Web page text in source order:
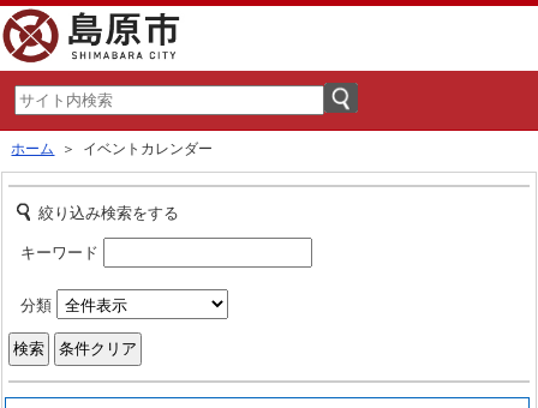
ホーム ＞ イベントカレンダー
絞り込み検索をする
キーワード
分類